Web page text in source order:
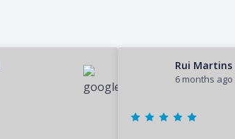
Rui Martins
6 months ago